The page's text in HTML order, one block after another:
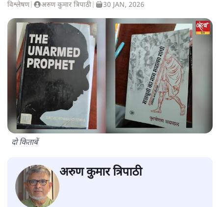
विश्लेषण| अरुण कुमार त्रिपाठी 30 JAN, 2026
दो किताबें
अरुण कुमार त्रिपाठी